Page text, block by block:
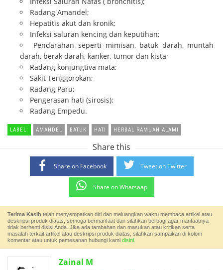
Radang Amandel;
Hepatitis akut dan kronik;
Infeksi saluran kencing dan keputihan;
Pendarahan seperti mimisan, batuk darah, muntah
darah, berak darah, kanker, tumor dan kista;
Radang konjungtiva mata;
Sakit Tenggorokan;
Radang Paru;
Pengerasan hati (sirosis);
Radang Empedu.
LABEL: AMANDEL BATUK HATI HERBAL RAMUAN ALAMI
Share this
Share on Facebook Tweet on Twitter
Share on Whatsaap
Terima Kasih telah menyempatkan diri dan meluangkan waktu membaca artikel atau
deskripsi produk diatas, semoga bermanfaat dan silahkan berbagi agar manfaatnya
tidak berhenti disisi Anda. Jika ada tambahan dan masukan atau kritikan serta
masalah terkait artikel atau deskripsi produk diatas, silahkan sampaikan di kolom
komentar atau untuk pemesanan hubungi kami disini.
Zainal M